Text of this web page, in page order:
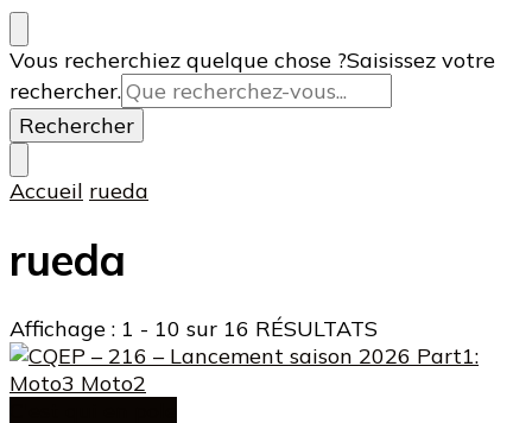
Vous recherchiez quelque chose ?Saisissez votre
rechercher.
Accueil rueda
rueda
Affichage : 1 - 10 sur 16 RÉSULTATS